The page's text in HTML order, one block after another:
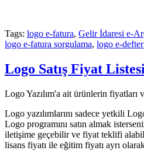
Tags: logo e-fatura, Gelir İdaresi e-
logo e-fatura sorgulama, logo e-
Logo Satış Fiyat Listesi
Logo Yazılım'a ait ürünlerin fiyatları
Logo yazılımlarını sadece yetkili
Logo programını satın almak
iletişime geçebilir ve fiyat teklifi
lisans fiyatı ile eğitim fiyatı ayrı